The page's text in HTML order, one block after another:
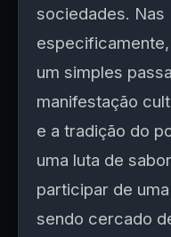
sociedades. Nas
um simples
manifestação
e a tradição do
uma luta de
participar de
sendo cercado